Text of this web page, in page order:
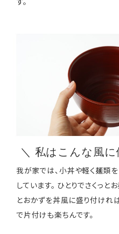
＼ 私はこんな風
我が家では、小丼や軽く麺類
しています。 ひとりでさくっと
とおかずを丼風に盛り付けれ
で片付けも楽ちんです。